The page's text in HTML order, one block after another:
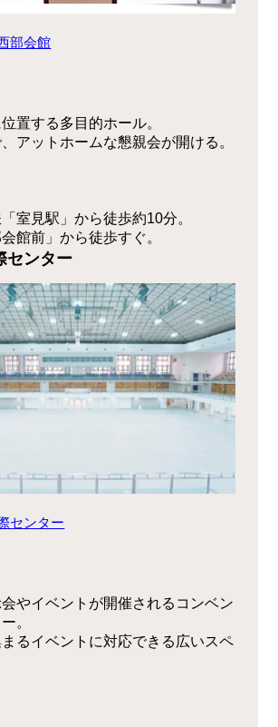
部会館
置する多目的ホール。
アットホームな懇親会が開ける。
室見駅」から徒歩約10分。
館前」から徒歩すぐ。
センター
センター
やイベントが開催されるコンベン
。
るイベントに対応できる広いスペ